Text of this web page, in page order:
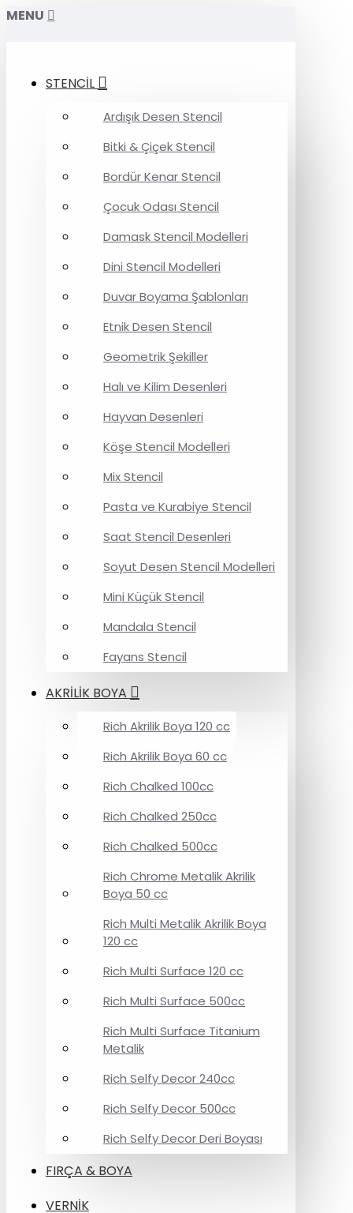
MENU
STENCİL
Ardışık Desen Stencil
Bitki & Çiçek Stencil
Bordür Kenar Stencil
Çocuk Odası Stencil
Damask Stencil Modelleri
Dini Stencil Modelleri
Duvar Boyama Şablonları
Etnik Desen Stencil
Geometrik Şekiller
Halı ve Kilim Desenleri
Hayvan Desenleri
Köşe Stencil Modelleri
Mix Stencil
Pasta ve Kurabiye Stencil
Saat Stencil Desenleri
Soyut Desen Stencil Modelleri
Mini Küçük Stencil
Mandala Stencil
Fayans Stencil
AKRİLİK BOYA
Rich Akrilik Boya 120 cc
Rich Akrilik Boya 60 cc
Rich Chalked 100cc
Rich Chalked 250cc
Rich Chalked 500cc
Rich Chrome Metalik Akrilik
Boya 50 cc
Rich Multi Metalik Akrilik Boya
120 cc
Rich Multi Surface 120 cc
Rich Multi Surface 500cc
Rich Multi Surface Titanium
Metalik
Rich Selfy Decor 240cc
Rich Selfy Decor 500cc
Rich Selfy Decor Deri Boyası
FIRÇA & BOYA
VERNİK